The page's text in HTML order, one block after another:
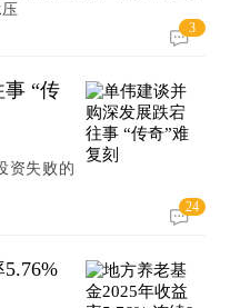
3
“传
资失败的
24